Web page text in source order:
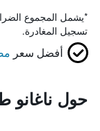
*يشمل المجموع
تسجيل المغادرة.
أفضل سعر
حول ناغانو